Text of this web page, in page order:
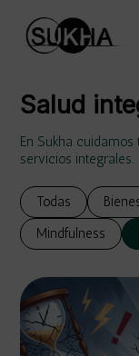
Salud
En Sukha
servicios integrales.
Todas
Mindfulness